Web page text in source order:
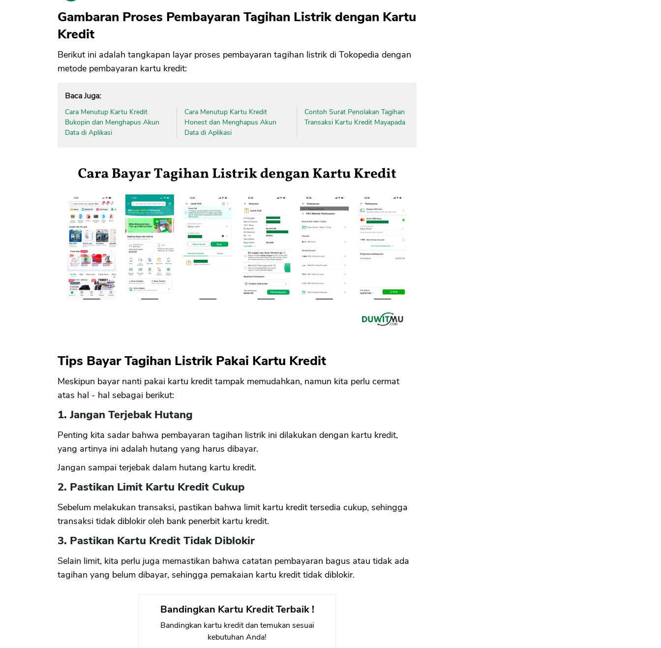
Gambaran Proses Pembayaran Tagihan Listrik dengan Kartu
Kredit
Berikut ini adalah tangkapan layar proses pembayaran tagihan listrik di Tokopedia dengan
metode pembayaran kartu kredit:
Baca Juga:
Cara Menutup Kartu Kredit
Bukopin dan Menghapus Akun
Data di Aplikasi
Cara Menutup Kartu Kredit
Honest dan Menghapus Akun
Data di Aplikasi
Contoh Surat Penolakan Tagihan
Transaksi Kartu Kredit Mayapada
Tips Bayar Tagihan Listrik Pakai Kartu Kredit
Meskipun bayar nanti pakai kartu kredit tampak memudahkan, namun kita perlu cermat
atas hal - hal sebagai berikut:
1. Jangan Terjebak Hutang
Penting kita sadar bahwa pembayaran tagihan listrik ini dilakukan dengan kartu kredit,
yang artinya ini adalah hutang yang harus dibayar.
Jangan sampai terjebak dalam hutang kartu kredit.
2. Pastikan Limit Kartu Kredit Cukup
Sebelum melakukan transaksi, pastikan bahwa limit kartu kredit tersedia cukup, sehingga
transaksi tidak diblokir oleh bank penerbit kartu kredit.
3. Pastikan Kartu Kredit Tidak Diblokir
Selain limit, kita perlu juga memastikan bahwa catatan pembayaran bagus atau tidak ada
tagihan yang belum dibayar, sehingga pemakaian kartu kredit tidak diblokir.
Bandingkan Kartu Kredit Terbaik !
Bandingkan kartu kredit dan temukan sesuai
kebutuhan Anda!
OK
CANCEL